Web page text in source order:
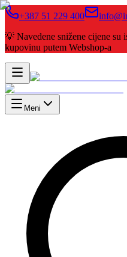
+387 51 229 400
💡 Navedene snižene cijene
kupovinu putem Webshop-a
Meni